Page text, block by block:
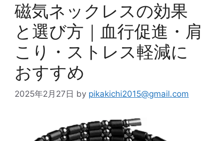
磁気ネックレスの効果
と選び方｜血行促進・肩
こり・ストレス軽減に
おすすめ
2025年2月27日 by pikakichi2015@gmail.com